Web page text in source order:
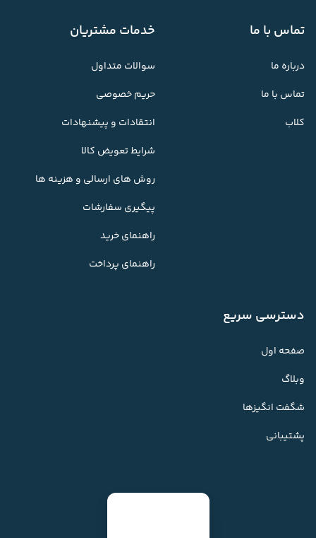
تماس با ما
درباره ما
تماس با ما
کلاب
خدمات مشتریان
سوالات متداول
حریم خصوصی
انتقادات و پیشنهادات
شرایط تعویض کالا
روش های ارسالی و هزینه ها
پیگیری سفارشات
راهنمای خرید
راهنمای پرداخت
دسترسی سریع
صفحه اول
وبلاگ
شگفت انگیزها
پشتیبانی